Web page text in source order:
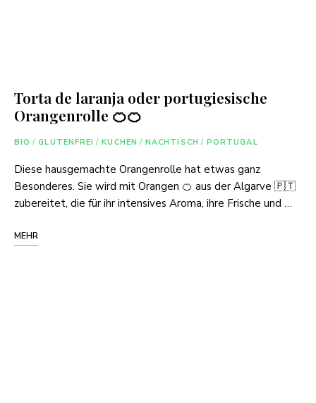
Torta de laranja oder portugiesische
Orangenrolle 🍊🍊
BIO / GLUTENFREI / KUCHEN / NACHTISCH / PORTUGAL
Diese hausgemachte Orangenrolle hat etwas ganz
Besonderes. Sie wird mit Orangen 🍊 aus der Algarve 🇵🇹
zubereitet, die für ihr intensives Aroma, ihre Frische und …
MEHR